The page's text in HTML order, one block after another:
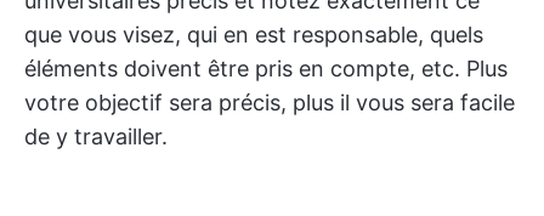
que vous visez, qui en est responsable, quels
éléments doivent être pris en compte, etc. Plus
votre objectif sera précis, plus il vous sera facile
de y travailler.